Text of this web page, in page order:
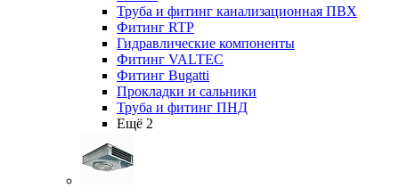
Труба и фитинг канализационная ПВХ
Фитинг RTP
Гидравлические компоненты
Фитинг VALTEC
Фитинг Bugatti
Прокладки и сальники
Труба и фитинг ПНД
Ещё 2